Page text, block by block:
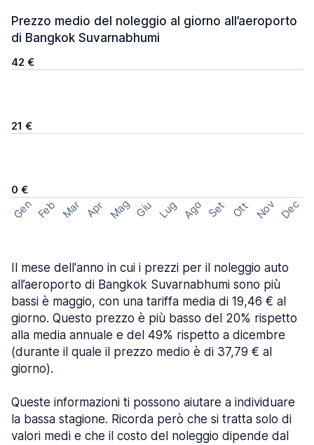
Prezzo medio del noleggio al giorno all’aeroporto
di Bangkok Suvarnabhumi
42 €
21 €
0 €
Gen Feb Mar Apr Mag Giu Lug Ago Set Ott Nov Dec
Il mese dell'anno in cui i prezzi per il noleggio auto
all’aeroporto di Bangkok Suvarnabhumi sono più
bassi è maggio, con una tariffa media di 19,46 € al
giorno. Questo prezzo è più basso del 20% rispetto
alla media annuale e del 49% rispetto a dicembre
(durante il quale il prezzo medio è di 37,79 € al
giorno).
Queste informazioni ti possono aiutare a individuare
la bassa stagione. Ricorda però che si tratta solo di
valori medi e che il costo del noleggio dipende dal